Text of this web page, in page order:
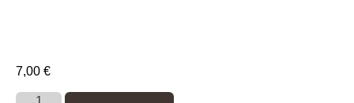
7,00 €